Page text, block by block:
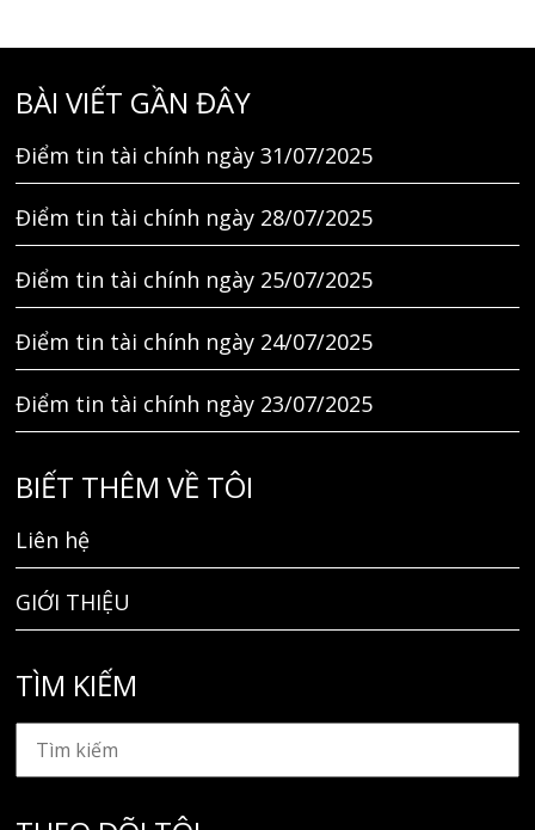
BÀI VIẾT GẦN ĐÂY
Điểm tin tài chính ngày 31/07/2025
Điểm tin tài chính ngày 28/07/2025
Điểm tin tài chính ngày 25/07/2025
Điểm tin tài chính ngày 24/07/2025
Điểm tin tài chính ngày 23/07/2025
BIẾT THÊM VỀ TÔI
Liên hệ
GIỚI THIỆU
TÌM KIẾM